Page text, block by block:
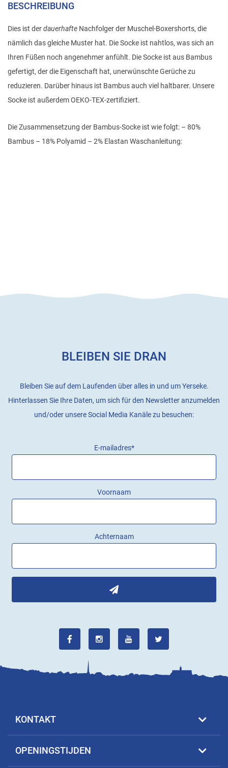
BESCHREIBUNG
Dies ist derdauerhafte Nachfolger der Muschel-Boxershorts, die
nämlich das gleiche Muster hat. Die Socke ist nahtlos, was sich an
Ihren Füßen noch angenehmer anfühlt. Die Socke ist aus Bambus
gefertigt, der die Eigenschaft hat, unerwünschte Gerüche zu
reduzieren. Darüber hinaus ist Bambus auch viel haltbarer. Unsere
Socke ist außerdem OEKO-TEX-zertifiziert.
Die Zusammensetzung der Bambus-Socke ist wie folgt: – 80%
Bambus – 18% Polyamid – 2% Elastan Waschanleitung:
BLEIBEN SIE DRAN
Bleiben Sie auf dem Laufenden über alles in und um Yerseke.
Hinterlassen Sie Ihre Daten, um sich für den Newsletter anzumelden
und/oder unsere Social Media Kanäle zu besuchen:
E-mailadres*
Voornaam
Achternaam
KONTAKT
OPENINGSTIJDEN